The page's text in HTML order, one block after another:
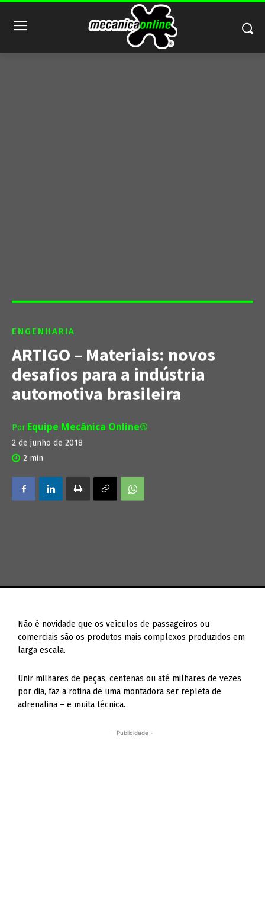
ENGENHARIA
ARTIGO – Materiais: novos
desafios para a indústria
automotiva brasileira
Por Equipe Mecânica Online®
2 de junho de 2018
2 min
Não é novidade que os veículos de passageiros ou
comerciais são os produtos mais complexos produzidos em
larga escala.
Unir milhares de peças, centenas ou até milhares de vezes
por dia, faz a rotina de uma montadora ser repleta de
adrenalina – e muita técnica.
- Publicidade -